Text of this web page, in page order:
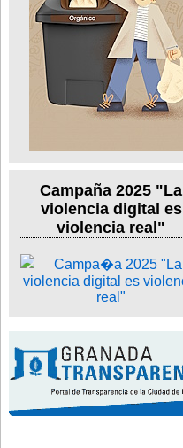
Campaña 2025 "La
violencia digital es
violencia real"